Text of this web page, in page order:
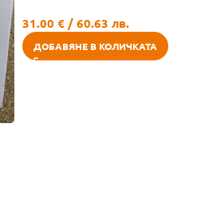
31.00 € / 60.63 лв.
ДОБАВЯНЕ В КОЛИЧКАТА